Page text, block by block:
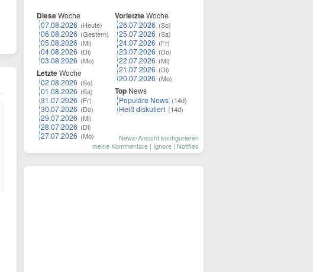
DieseWoche
07.08.2026 (Heute)
06.08.2026 (Gestern)
05.08.2026 (Mi)
04.08.2026 (Di)
03.08.2026 (Mo)
LetzteWoche
02.08.2026 (So)
01.08.2026 (Sa)
31.07.2026 (Fr)
30.07.2026 (Do)
29.07.2026 (Mi)
28.07.2026 (Di)
27.07.2026 (Mo)
VorletzteWoche
26.07.2026 (So)
25.07.2026 (Sa)
24.07.2026 (Fr)
23.07.2026 (Do)
22.07.2026 (Mi)
21.07.2026 (Di)
20.07.2026 (Mo)
Top News
Populäre News (14d)
Heiß diskutiert (14d)
News-Ansicht konfigurieren
meine Kommentare | Ignore | Notifies